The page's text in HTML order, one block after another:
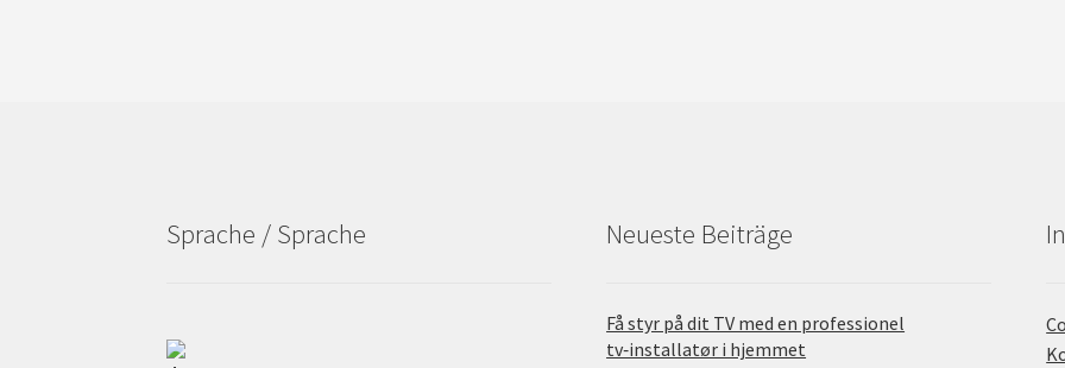
Sprache / Sprache Neueste Beiträge
Få styr på dit TV med en professionel
tv‑installatør i hjemmet